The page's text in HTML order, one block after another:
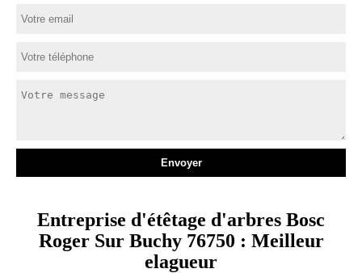
Entreprise d'étêtage d'arbres Bosc
Roger Sur Buchy 76750 : Meilleur
elagueur